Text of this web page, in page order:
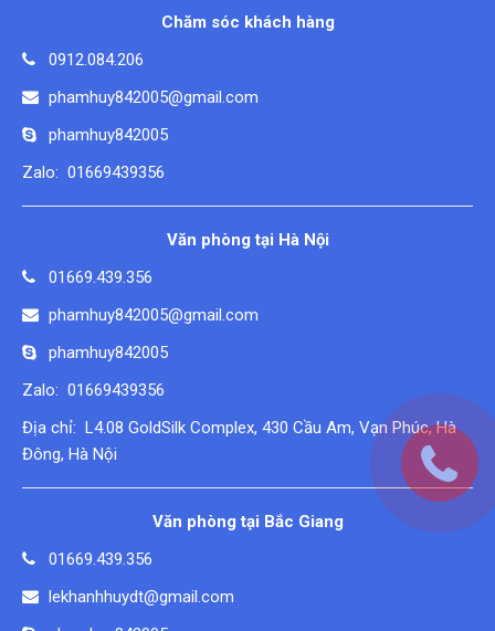
Chăm sóc khách hàng
0912.084.206
phamhuy842005@gmail.com
phamhuy842005
Zalo: 01669439356
Văn phòng tại Hà Nội
01669.439.356
phamhuy842005@gmail.com
phamhuy842005
Zalo: 01669439356
Địa chỉ: L4.08 GoldSilk Complex, 430 Cầu Am, Vạn Phúc, Hà
Đông, Hà Nội
Văn phòng tại Bắc Giang
01669.439.356
lekhanhhuydt@gmail.com